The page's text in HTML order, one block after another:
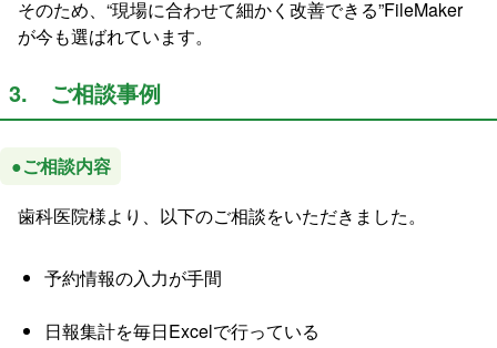
そのため、“現場に合わせて細かく改善できる”FileMaker
が今も選ばれています。
3. ご相談事例
●ご相談内容
歯科医院様より、以下のご相談をいただきました。
予約情報の入力が手間
日報集計を毎日Excelで行っている